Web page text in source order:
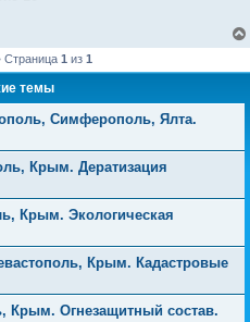
Страница 1 из 1
темы
Симферополь, Ялта.
Крым. Дератизация
Крым. Экологическая
Крым. Кадастровые
Крым. Огнезащитный состав.